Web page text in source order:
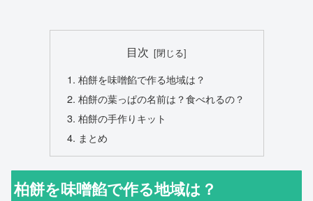
目次
柏餅を味噌餡で作る地域は？
柏餅の葉っぱの名前は？食べれるの？
柏餅の手作りキット
まとめ
柏餅を味噌餡で作る地域は？